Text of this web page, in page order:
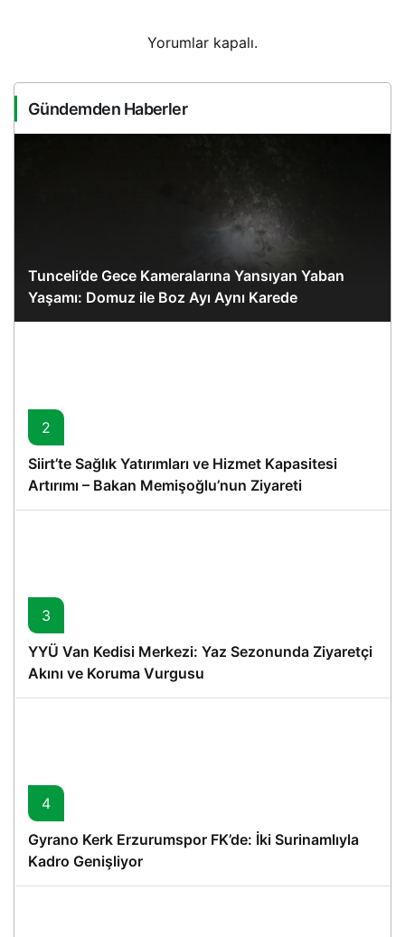
Yorumlar kapalı.
Gündemden Haberler
Tunceli’de Gece Kameralarına Yansıyan Yaban
Yaşamı: Domuz ile Boz Ayı Aynı Karede
2
Siirt’te Sağlık Yatırımları ve Hizmet Kapasitesi
Artırımı – Bakan Memişoğlu’nun Ziyareti
3
YYÜ Van Kedisi Merkezi: Yaz Sezonunda Ziyaretçi
Akını ve Koruma Vurgusu
4
Gyrano Kerk Erzurumspor FK’de: İki Surinamlıyla
Kadro Genişliyor